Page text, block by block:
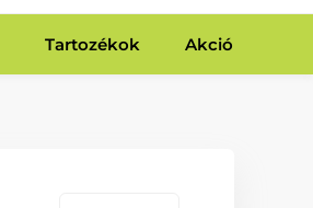
Tartozékok Akció